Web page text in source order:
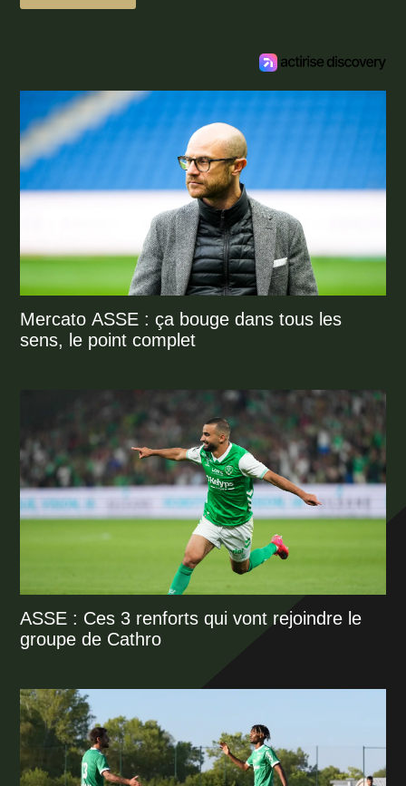
Mercato ASSE : ça bouge dans tous les
sens, le point complet
ASSE : Ces 3 renforts qui vont rejoindre le
groupe de Cathro